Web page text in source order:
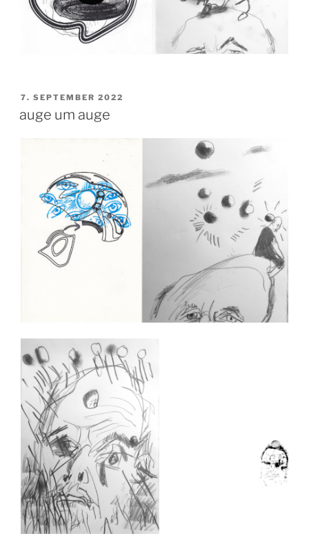
VERÖFFENTLICHT
7. SEPTEMBER 2022
auge um auge